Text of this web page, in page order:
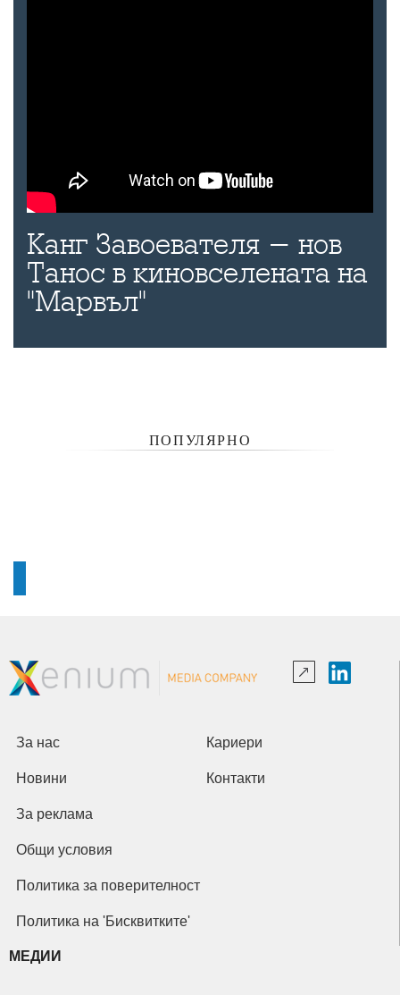
Канг Завоевателя - нов
Танос в киновселената на
"Марвъл"
ПОПУЛЯРНО
За нас Кариери
Новини Контакти
За реклама
Общи условия
Политика за поверителност
Политика на 'Бисквитките'
МЕДИИ